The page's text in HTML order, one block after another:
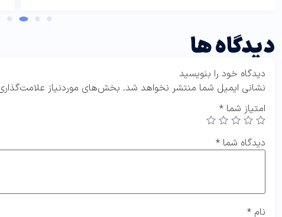
دیدگاه ها
دیدگاه خود را بنویسید
نشانی ایمیل شما منتشر نخواهد شد. بخش‌های موردنیاز
امتیاز شما *
دیدگاه شما *
نام *